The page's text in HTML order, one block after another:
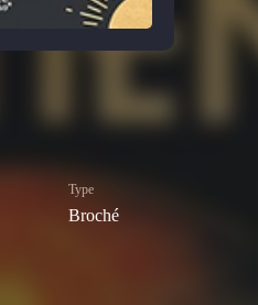
Type
Broché